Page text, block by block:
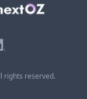
rights reserved.